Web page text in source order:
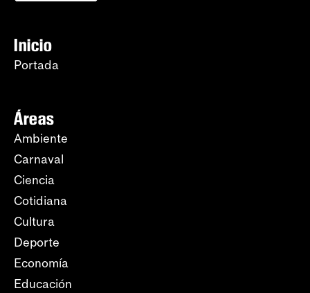
Inicio
Portada
Áreas
Ambiente
Carnaval
Ciencia
Cotidiana
Cultura
Deporte
Economía
Educación